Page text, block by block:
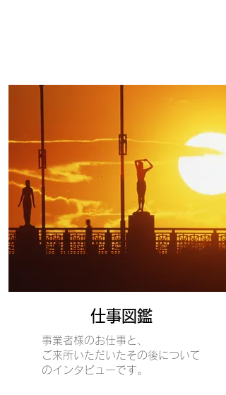
​仕事図鑑
事業者様のお仕事と、
ご来所いただいたその後について
のインタビューです。